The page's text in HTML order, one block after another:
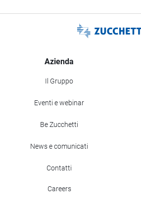
Azienda
Il Gruppo
Eventi e webinar
Be Zucchetti
News e comunicati
Contatti
Careers